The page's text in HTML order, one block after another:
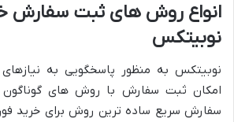
انواع روش های ثبت سفارش
نوبیتکس
نوبیتکس به منظور پاسخگویی به
امکان ثبت سفارش با روش های گوناگون
سفارش سریع ساده ترین روش برای خرید